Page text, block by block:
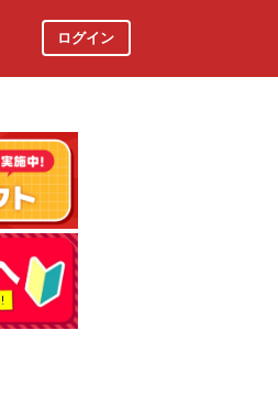
ログイン